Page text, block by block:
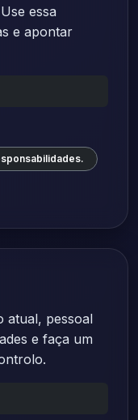
essa
e apontar
atual, pessoal
e faça um